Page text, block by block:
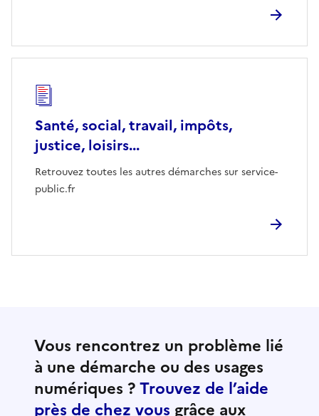
Santé, social, travail, impôts,
justice, loisirs...
Retrouvez toutes les autres démarches sur service-
public.fr
Vous rencontrez un problème lié
à une démarche ou des usages
numériques ?Trouvez de l’aide
près de chez vous grâce aux